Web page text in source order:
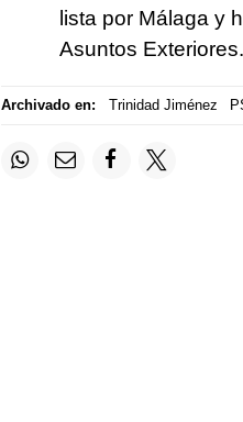
lista por Málaga y
Asuntos Exteriores.
Archivado en: Trinidad Jiménez